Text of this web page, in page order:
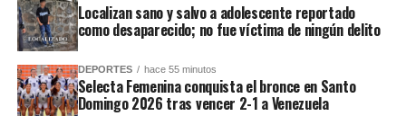
Localizan sano y salvo a adolescente reportado
como desaparecido; no fue víctima de ningún delito
DEPORTES hace 55 minutos
Selecta Femenina conquista el bronce en Santo
Domingo 2026 tras vencer 2-1 a Venezuela